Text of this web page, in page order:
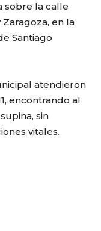
sobre la calle
en la
Santiago
atendieron
encontrando al
sin
vitales.